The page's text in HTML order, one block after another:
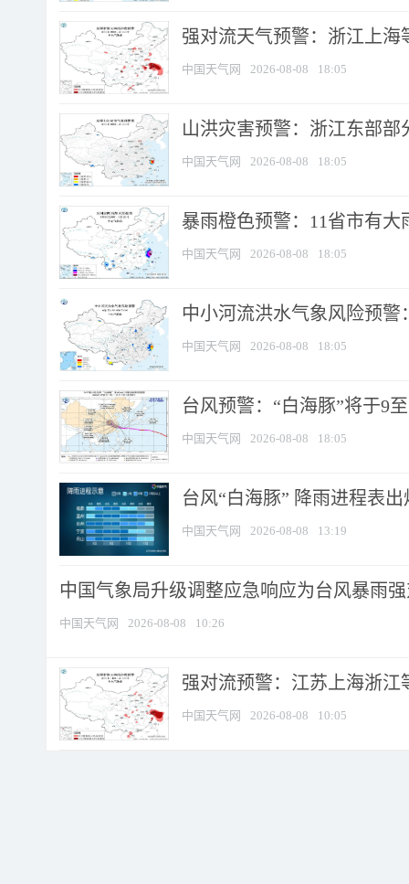
强对流天气预警：浙江上海
中国天气网 2026-08-08 18:05
山洪灾害预警：浙江东部
中国天气网 2026-08-08 18:05
暴雨橙色预警：11省市有
中国天气网 2026-08-08 18:05
中小河流洪水气象风险预
中国天气网 2026-08-08 18:05
台风预警：“白海豚”将于9
中国天气网 2026-08-08 18:05
台风“白海豚” 降雨进程表
中国天气网 2026-08-08 13:19
中国气象局升级调整应急响应为台风暴雨
中国天气网 2026-08-08 10:26
强对流预警：江苏上海浙江
中国天气网 2026-08-08 10:05